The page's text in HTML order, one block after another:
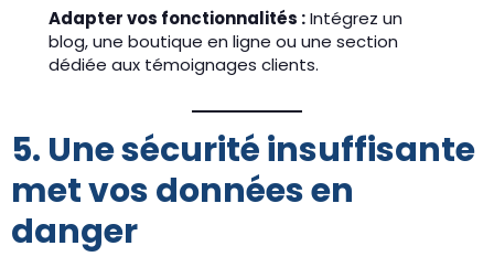
Adapter vos fonctionnalités :Intégrez un
blog, une boutique en ligne ou une section
dédiée aux témoignages clients.
5. Une sécurité insuffisante
met vos données en
danger